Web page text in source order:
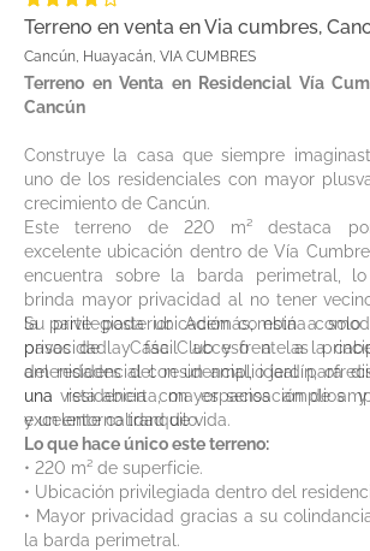
Terreno en venta en Via cumbres,
Cancún, Huayacán, VIA CUMBRES
Terreno en Venta en Residencial Vía
Cancún
Construye la casa que siempre
uno de los residenciales con mayor
crecimiento de Cancún.
Este terreno de 220 m² destaca
excelente ubicación dentro de Vía
encuentra sobre la barda perimetral,
brinda mayor privacidad al no tener
la parte posterior. Además, está a solo
pasos de la Casa Club y frente a la
del residencial con un amplio jardín,
una vista abierta, mayor sensación de
y un entorno tranquilo.
Su privilegiada ubicación combina
privacidad y fácil acceso a las
amenidades del residencial, ideal para
una residencia con espacios amplios
excelente calidad de vida.
Lo que hace único este terreno:
• 220 m² de superficie.
• Ubicación privilegiada dentro del
• Mayor privacidad gracias a su
la barda perimetral.